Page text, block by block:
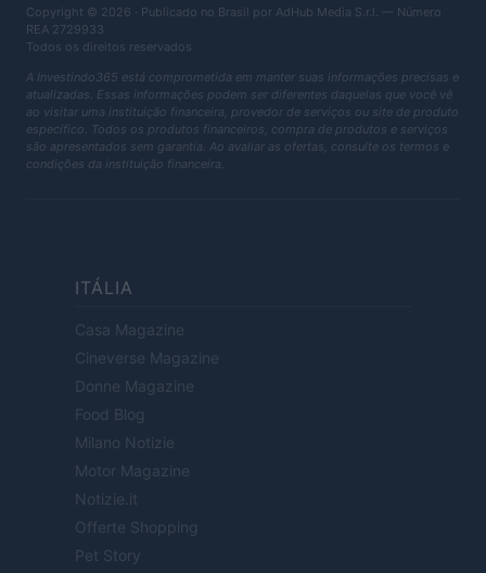
Copyright © 2026 · Publicado no Brasil por AdHub Media S.r.l. — Número
REA 2729933
Todos os direitos reservados
A Investindo365 está comprometida em manter suas informações precisas e
atualizadas. Essas informações podem ser diferentes daquelas que você vê
ao visitar uma instituição financeira, provedor de serviços ou site de produto
específico. Todos os produtos financeiros, compra de produtos e serviços
são apresentados sem garantia. Ao avaliar as ofertas, consulte os termos e
condições da instituição financeira.
ITÁLIA
Casa Magazine
Cineverse Magazine
Donne Magazine
Food Blog
Milano Notizie
Motor Magazine
Notizie.it
Offerte Shopping
Pet Story